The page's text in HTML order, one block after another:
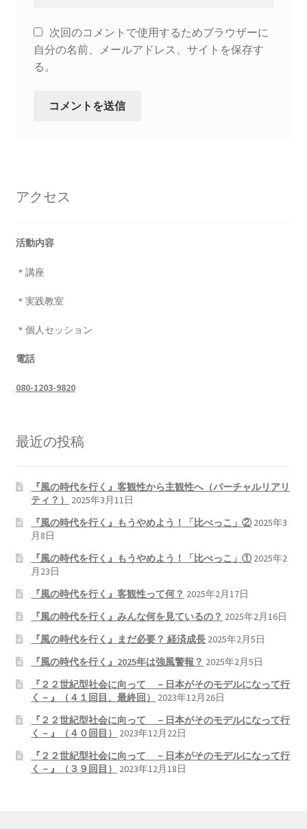
次回のコメントで使用するためブラウザーに
自分の名前、メールアドレス、サイトを保存す
る。
アクセス
活動内容
＊講座
＊実践教室
＊個人セッション
電話
080-1203-9820
最近の投稿
『風の時代を行く』客観性から主観性へ（バーチャルリアリ
ティ？）
2025年3月11日
『風の時代を行く』もうやめよう！「比べっこ」② 2025年3
月8日
『風の時代を行く』もうやめよう！「比べっこ」① 2025年2
月23日
『風の時代を行く』客観性って何？ 2025年2月17日
『風の時代を行く』みんな何を見ているの？ 2025年2月16日
『風の時代を行く』まだ必要？ 経済成長 2025年2月5日
『風の時代を行く』2025年は強風警報？ 2025年2月5日
『２２世紀型社会に向って －日本がそのモデルになって行
く－』（４１回目、最終回）
2023年12月26日
『２２世紀型社会に向って －日本がそのモデルになって行
く－』（４０回目）
2023年12月22日
『２２世紀型社会に向って －日本がそのモデルになって行
く－』（３９回目）
2023年12月18日